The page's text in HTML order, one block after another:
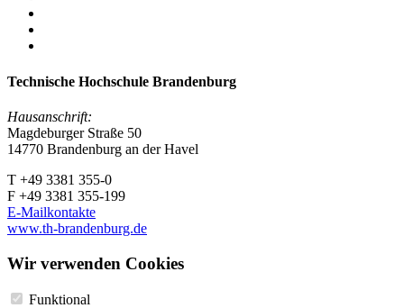
Technische Hochschule Brandenburg
Hausanschrift:
Magdeburger Straße 50
14770 Brandenburg an der Havel
T +49 3381 355-0
F +49 3381 355-199
E-Mailkontakte
www.th-brandenburg.de
Wir verwenden Cookies
Funktional